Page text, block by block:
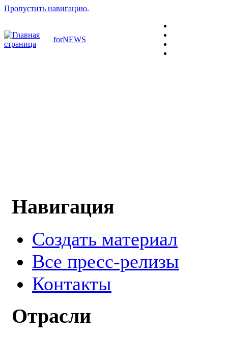
Пропустить навигацию.
forNEWS
Навигация
Создать материал
Все пресс-релизы
Контакты
Отрасли